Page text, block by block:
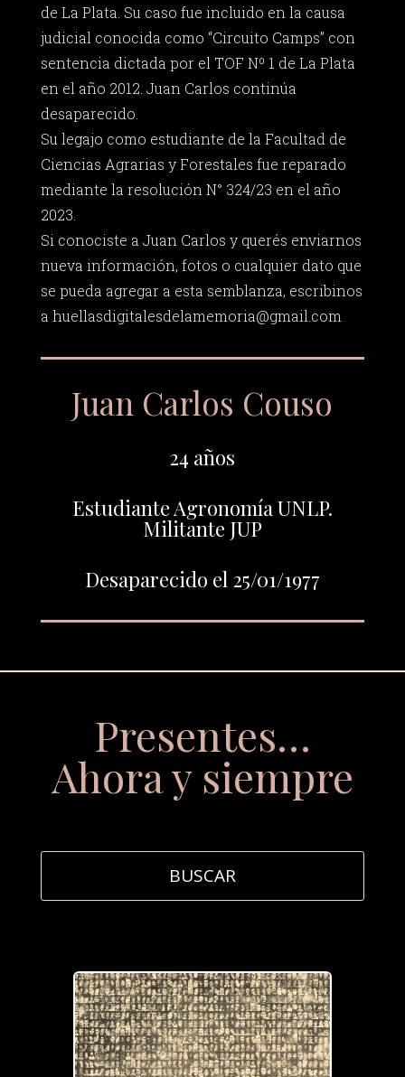
de La Plata. Su caso fue incluido en la causa
judicial conocida como “Circuito Camps” con
sentencia dictada por el TOF Nº 1 de La Plata
en el año 2012. Juan Carlos continúa
desaparecido.
Su legajo como estudiante de la Facultad de
Ciencias Agrarias y Forestales fue reparado
mediante la resolución N° 324/23 en el año
2023.
Si conociste a Juan Carlos y querés enviarnos
nueva información, fotos o cualquier dato que
se pueda agregar a esta semblanza, escribinos
a huellasdigitalesdelamemoria@gmail.com
Juan Carlos Couso
24 años
Estudiante Agronomía UNLP.
Militante JUP
Desaparecido el 25/01/1977
Presentes…
Ahora y siempre